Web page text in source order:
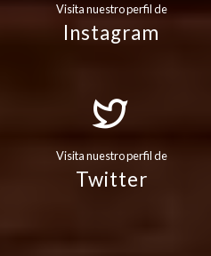
Visita nuestro perfil de
Instagram
Visita nuestro perfil de
Twitter